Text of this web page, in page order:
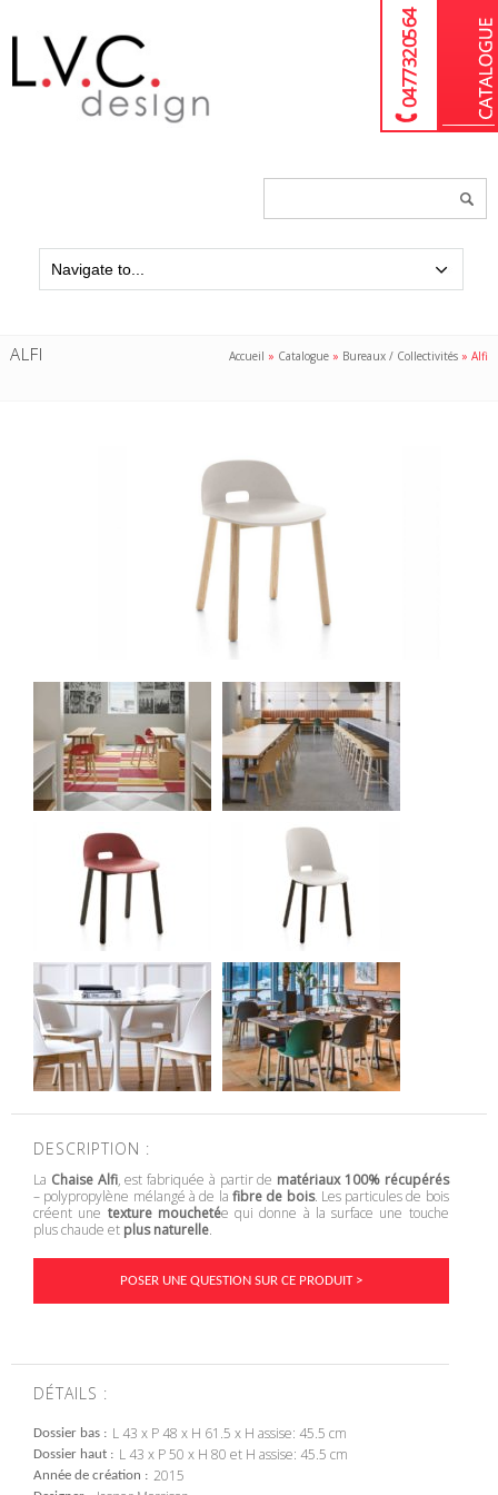
04 77 32 05 64
ALFI Accueil » Catalogue » Bureaux / Collectivités »Alfi
DESCRIPTION :
La Chaise Alfi, est fabriquée à partir de matériaux 100% récupérés
– polypropylène mélangé à de la fibre de bois. Les particules de bois
créent une texture mouchetée qui donne à la surface une touche
plus chaude et plus naturelle.
POSER UNE QUESTION SUR CE PRODUIT >
DÉTAILS :
Dossier bas L 43 x P 48 x H 61.5 x H assise: 45.5 cm
Dossier haut L 43 x P 50 x H 80 et H assise: 45.5 cm
Année de création 2015